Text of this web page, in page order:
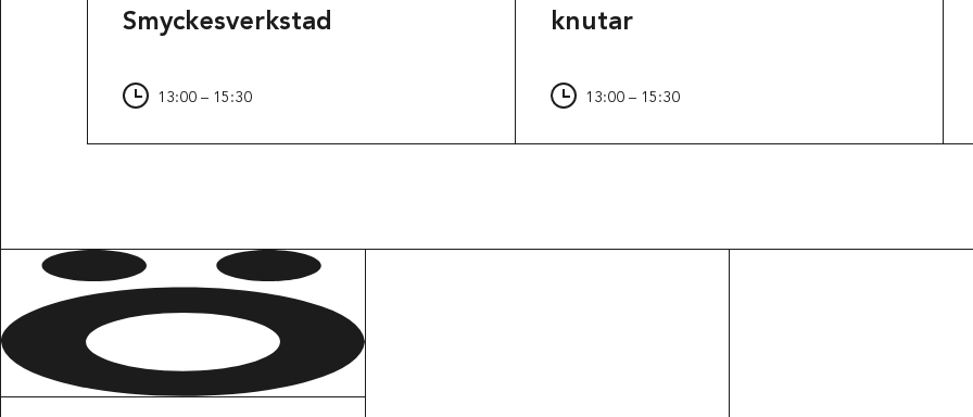
Smyckesverkstad
13:00 – 15:30
knutar
13:00 – 15:30